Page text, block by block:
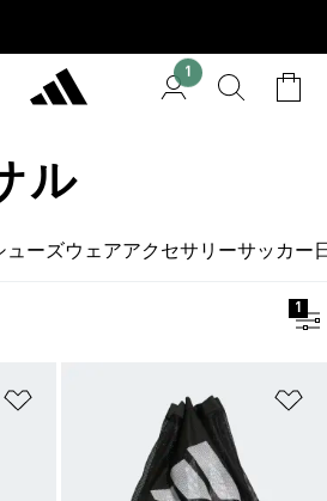
1
ル
ューズウェアアクセサリーサッカー
1
ほしいものリストに追加